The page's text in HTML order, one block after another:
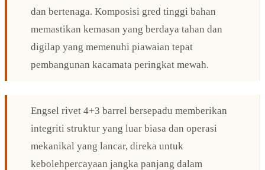
dan bertenaga. Komposisi gred tinggi bahan
memastikan kemasan yang berdaya tahan dan
digilap yang memenuhi piawaian tepat
pembangunan kacamata peringkat mewah.
Engsel rivet 4+3 barrel bersepadu memberikan
integriti struktur yang luar biasa dan operasi
mekanikal yang lancar, direka untuk
kebolehpercayaan jangka panjang dalam